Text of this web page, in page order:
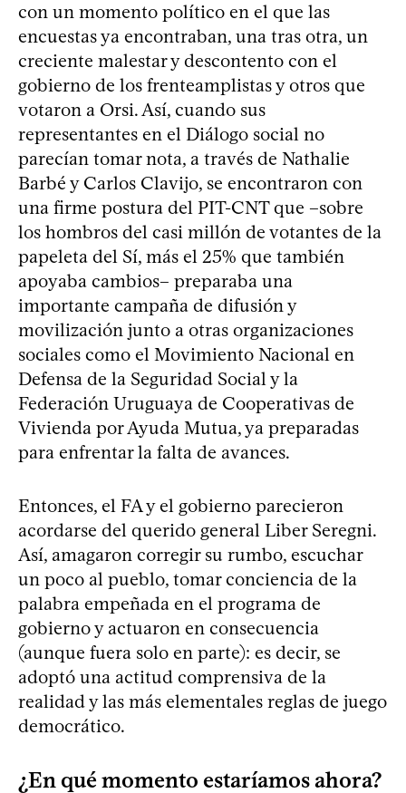
con un momento político en el que las
encuestas ya encontraban, una tras otra, un
creciente malestar y descontento con el
gobierno de los frenteamplistas y otros que
votaron a Orsi. Así, cuando sus
representantes en el Diálogo social no
parecían tomar nota, a través de Nathalie
Barbé y Carlos Clavijo, se encontraron con
una firme postura del PIT-CNT que –sobre
los hombros del casi millón de votantes de la
papeleta del Sí, más el 25% que también
apoyaba cambios– preparaba una
importante campaña de difusión y
movilización junto a otras organizaciones
sociales como el Movimiento Nacional en
Defensa de la Seguridad Social y la
Federación Uruguaya de Cooperativas de
Vivienda por Ayuda Mutua, ya preparadas
para enfrentar la falta de avances.
Entonces, el FA y el gobierno parecieron
acordarse del querido general Liber Seregni.
Así, amagaron corregir su rumbo, escuchar
un poco al pueblo, tomar conciencia de la
palabra empeñada en el programa de
gobierno y actuaron en consecuencia
(aunque fuera solo en parte): es decir, se
adoptó una actitud comprensiva de la
realidad y las más elementales reglas de juego
democrático.
¿En qué momento estaríamos ahora?